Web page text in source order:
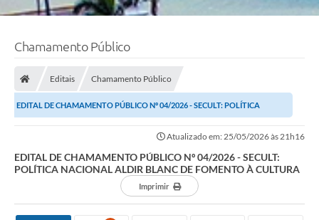
Chamamento Público
Editais Chamamento Público
EDITAL DE CHAMAMENTO PÚBLICO Nº 04/2026 - SECULT: POLÍTICA
NACIONAL ALDIR BLANC DE FOMENTO À CULTURA
Atualizado em: 25/05/2026 às 21h16
EDITAL DE CHAMAMENTO PÚBLICO Nº 04/2026 - SECULT:
POLÍTICA NACIONAL ALDIR BLANC DE FOMENTO À CULTURA
Imprimir